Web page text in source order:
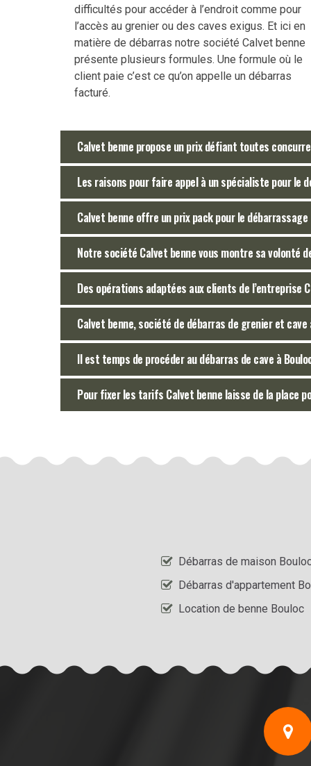
difficultés pour accéder à l’endroit comme pour
l’accès au grenier ou des caves exigus. Et ici en
matière de débarras notre société Calvet benne
présente plusieurs formules. Une formule où le
client paie c’est ce qu’on appelle un débarras
facturé.
Calvet benne propose un prix défiant toutes
Les raisons pour faire appel à un spécialiste pour le
Calvet benne offre un prix pack pour le
Notre société Calvet benne vous montre sa volonté
Des opérations adaptées aux clients de l’entreprise
Calvet benne, société de débarras de grenier et
Il est temps de procéder au débarras de cave à
Pour fixer les tarifs Calvet benne laisse de la place
Débarras de maison
Débarras d'appartement
Location de benne Bouloc